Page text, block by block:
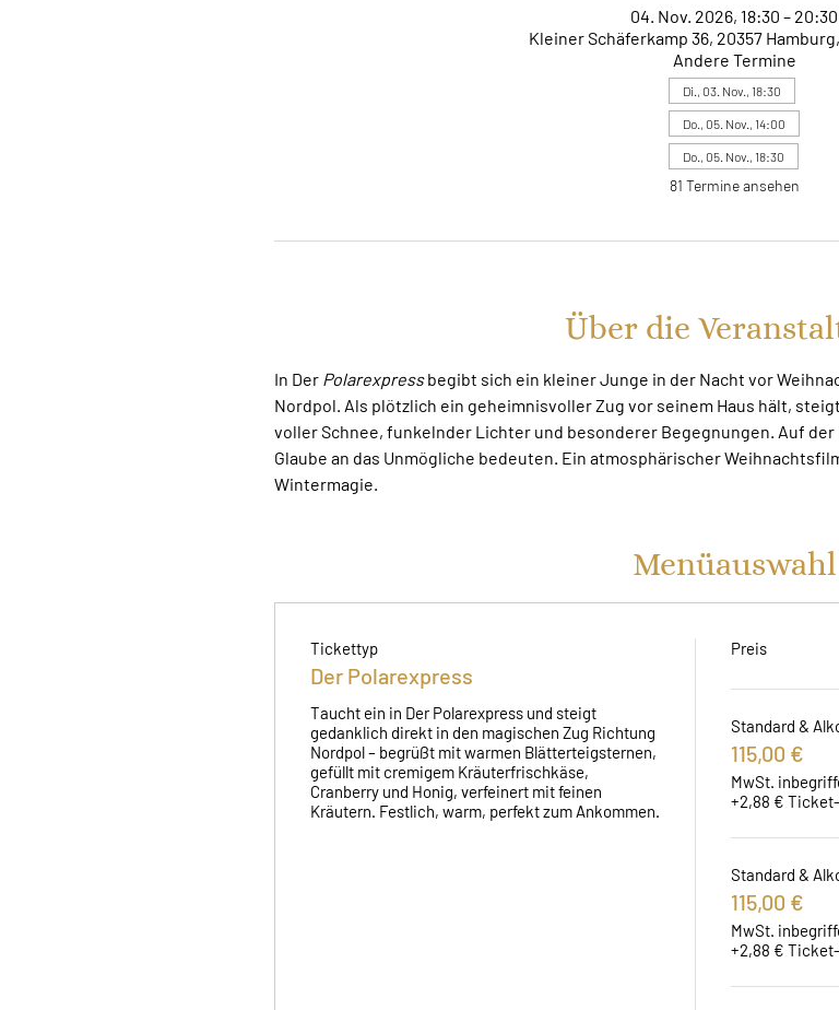
04. Nov. 2026, 18:30 – 20:30
Kleiner Schäferkamp 36, 20357
Andere Termine
Di., 03. Nov., 18:30
Do., 05. Nov., 14:00
Do., 05. Nov., 18:30
81 Termine ansehen
Über die
In Der Polarexpress begibt sich ein kleiner Junge in der Nacht vor
Nordpol. Als plötzlich ein geheimnisvoller Zug vor seinem Haus hält,
voller Schnee, funkelnder Lichter und besonderer Begegnungen. Auf
Glaube an das Unmögliche bedeuten. Ein atmosphärischer
Wintermagie.
Menüauswahl
Tickettyp
Der Polarexpress
Taucht ein in Der Polarexpress und steigt
gedanklich direkt in den magischen Zug Richtung
Nordpol – begrüßt mit warmen Blätterteigsternen,
gefüllt mit cremigem Kräuterfrischkäse,
Cranberry und Honig, verfeinert mit feinen
Kräutern. Festlich, warm, perfekt zum Ankommen.
Preis
Standard &
115,00 €
MwSt.
+2,88 €
Standard &
115,00 €
MwSt.
+2,88 €